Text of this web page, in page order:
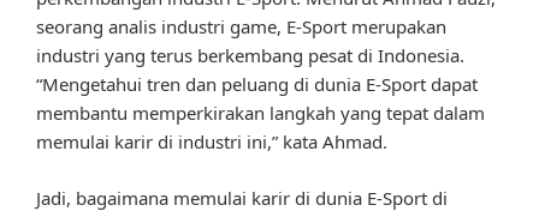
seorang analis industri game, E-Sport merupakan
industri yang terus berkembang pesat di Indonesia.
“Mengetahui tren dan peluang di dunia E-Sport dapat
membantu memperkirakan langkah yang tepat dalam
memulai karir di industri ini,” kata Ahmad.
Jadi, bagaimana memulai karir di dunia E-Sport di